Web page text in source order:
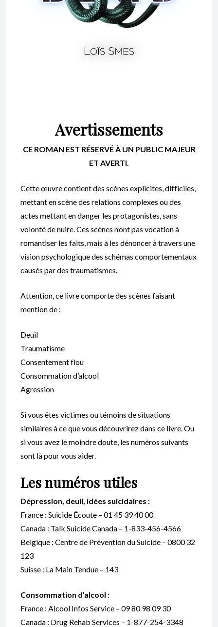
Avertissements
CE ROMAN EST RÉSERVÉ À UN PUBLIC MAJEUR
ET AVERTI.
Cette œuvre contient des scènes explicites, difficiles,
mettant en scène des relations complexes ou des
actes mettant en danger les protagonistes, sans
volonté de nuire. Ces scènes n’ont pas vocation à
romantiser les faits, mais à les dénoncer à travers une
vision psychologique des schémas comportementaux
causés par des traumatismes.
Attention, ce livre comporte des scènes faisant
mention de :
Deuil
Traumatisme
Consentement flou
Consommation d’alcool
Agression
Si vous êtes victimes ou témoins de situations
similaires à ce que vous découvrirez dans ce livre. Ou
si vous avez le moindre doute, les numéros suivants
sont là pour vous aider.
Les numéros utiles
Dépression, deuil, idées suicidaires :
France : Suicide Écoute – 01 45 39 40 00
Canada : Talk Suicide Canada – 1-833-456-4566
Belgique : Centre de Prévention du Suicide – 0800 32
123
Suisse : La Main Tendue – 143
Consommation d’alcool :
France : Alcool Infos Service – 09 80 98 09 30
Canada : Drug Rehab Services – 1-877-254-3348